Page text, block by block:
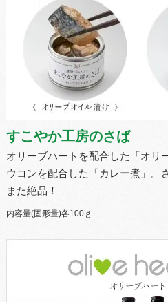
すこやか工房のさば
オリーブハートを配合した「オリ
ウコンを配合した「カレー煮」。
また絶品！
内容量(固形量)各100ｇ